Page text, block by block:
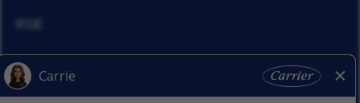
Actualités